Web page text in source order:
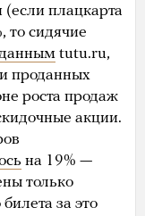
плацкарта
то сидячие
tutu.ru,
проданных
роста продаж
акции.
на 19% —
только
за это